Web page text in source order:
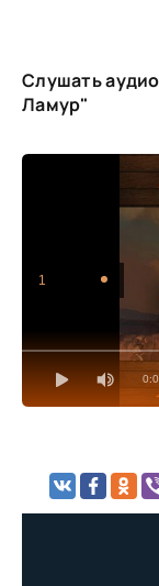
Слушать
Ламур"
1